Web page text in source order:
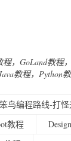
，GoLand教程
教程，Python
笨鸟编程路线-打怪
教程